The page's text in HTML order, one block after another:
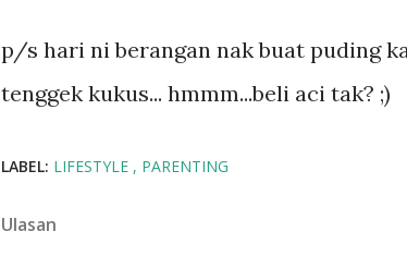
p/s hari ni berangan nak buat puding
tenggek kukus... hmmm...beli aci tak? ;)
LABEL: LIFESTYLE PARENTING
Ulasan